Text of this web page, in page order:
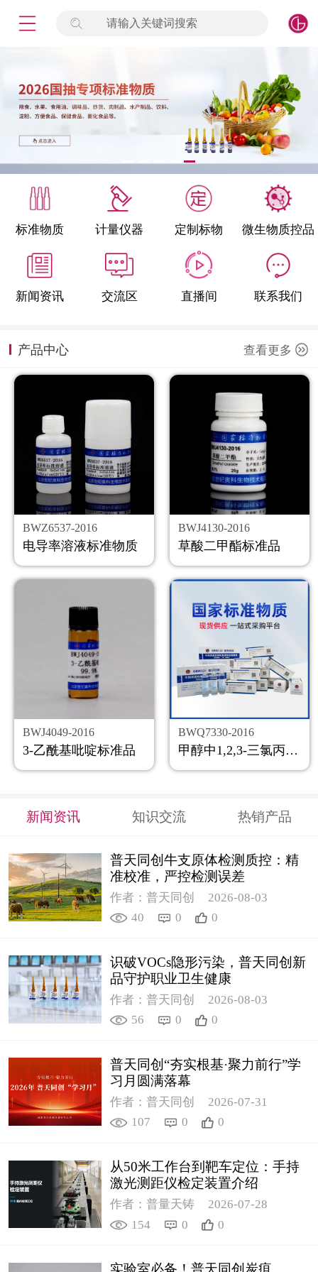
请输入关键词搜索
标准物质 计量仪器 定制标物 微生物质控品
新闻资讯 交流区 直播间 联系我们
产品中心 查看更多
BWZ6537-2016
电导率溶液标准物质
BWJ4130-2016
草酸二甲酯标准品
BWJ4049-2016
3-乙酰基吡啶标准品
BWQ7330-2016
甲醇中1,2,3-三氯丙烷溶液标准物质
新闻资讯 知识交流 热销产品
普天同创牛支原体检测质控：精
准校准，严控检测误差
作者：普天同创
2026-08-03
40
0 0
识破VOCs隐形污染，普天同创新
品守护职业卫生健康
作者：普天同创
2026-08-03
56
0 0
普天同创“夯实根基·聚力前行”学
习月圆满落幕
作者：普天同创
2026-07-31
107
0 0
从50米工作台到靶车定位：手持
激光测距仪检定装置介绍
作者：普量天铸
2026-07-28
154
0 0
标准物质
产品专项
微生物检测/质控品
定制标物
定制仪器
新闻资讯
公司主页
购物车
会员中心
联系我们
返回主页